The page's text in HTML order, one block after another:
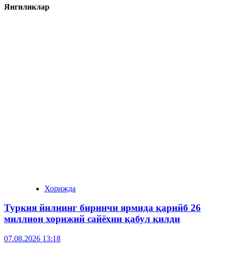
Янгиликлар
Хорижда
Туркия йилнинг биринчи ярмида қарийб 26
миллион хорижий сайёҳни қабул қилди
07.08.2026 13:18